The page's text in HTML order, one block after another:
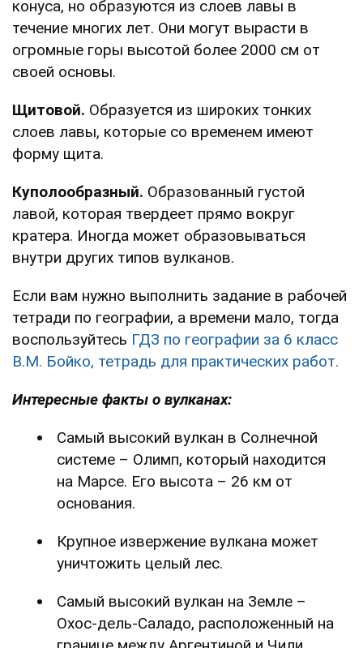
конуса, но образуются из слоев лавы в
течение многих лет. Они могут вырасти в
огромные горы высотой более 2000 см от
своей основы.
Щитовой. Образуется из широких тонких
слоев лавы, которые со временем имеют
форму щита.
Куполообразный. Образованный густой
лавой, которая твердеет прямо вокруг
кратера. Иногда может образовываться
внутри других типов вулканов.
Если вам нужно выполнить задание в рабочей
тетради по географии, а времени мало, тогда
воспользуйтесь ГДЗ по географии за 6 класс
В.М. Бойко, тетрадь для практических работ.
Интересные факты о вулканах:
Самый высокий вулкан в Солнечной
системе – Олимп, который находится
на Марсе. Его высота – 26 км от
основания.
Крупное извержение вулкана может
уничтожить целый лес.
Самый высокий вулкан на Земле –
Охос-дель-Саладо, расположенный на